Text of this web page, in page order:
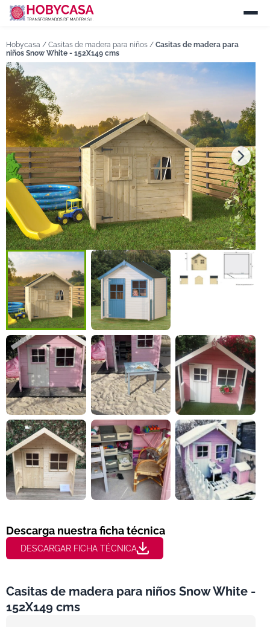
Hobycasa / Casitas de madera para niños / Casitas de madera para
niños Snow White - 152X149 cms
Descarga nuestra ficha técnica
DESCARGAR FICHA TÉCNICA
Casitas de madera para niños Snow White -
152X149 cms